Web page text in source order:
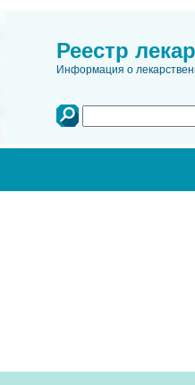
Реестр
Информация о